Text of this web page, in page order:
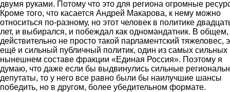
двумя руками. Потому что это для региона огромные
Кроме того, что касается Андрей Макарова, к нему можно
относиться по-разному, но этот человек в политике
лет, и выбирался, и побеждал как одномандатник. В общем,
действительно не просто такой парламентский тяжеловес,
ещё и сильный публичный политик, один из самых сильных
нынешнем составе фракции «Единая Россия». Поэтому я
думаю, что даже если бы выдвинулись сильные
депутаты, то у него все равно были бы наилучшие шансы
победить, но в другом, более убедительном формате.